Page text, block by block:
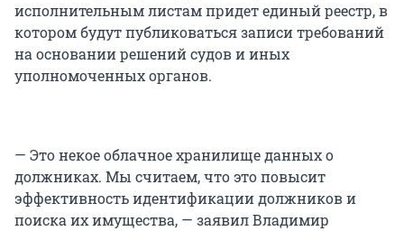
исполнительным листам придет единый реестр, в
котором будут публиковаться записи требований
на основании решений судов и иных
уполномоченных органов.
— Это некое облачное хранилище данных о
должниках. Мы считаем, что это повысит
эффективность идентификации должников и
поиска их имущества, — заявил Владимир